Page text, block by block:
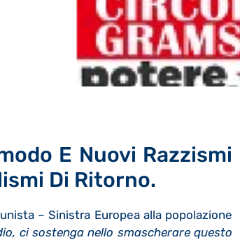
E Nuovi Razzismi
Di Ritorno.
– Sinistra Europea alla popolazione
ci sostenga nello smascherare questo